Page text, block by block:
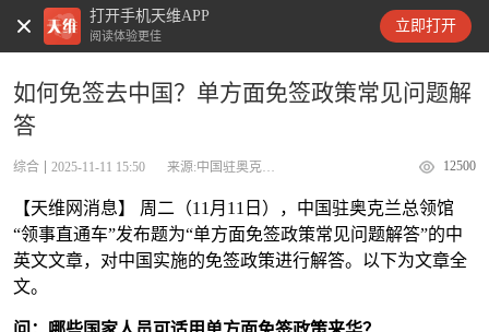
打开手机天维APP
阅读体验更佳
立即打开
天维新闻
如何免签去中国？单方面免签政策常见问题解
答
综合 2025-11-11 15:50 12500
【天维网消息】 周二（11月11日），中国驻奥克兰总领馆
“领事直通车”发布题为“单方面免签政策常见问题解答”的中
英文文章，对中国实施的免签政策进行解答。以下为文章全
文。